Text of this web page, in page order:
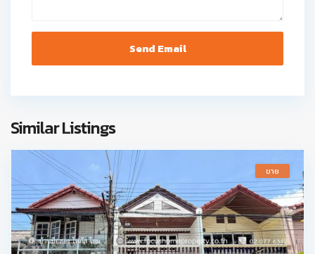
Similar Listings
ขาย